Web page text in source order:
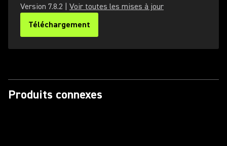
Version 7.8.2
Voir toutes les mises à jour
Téléchargement
(Opens in a new tab)
Produits connexes